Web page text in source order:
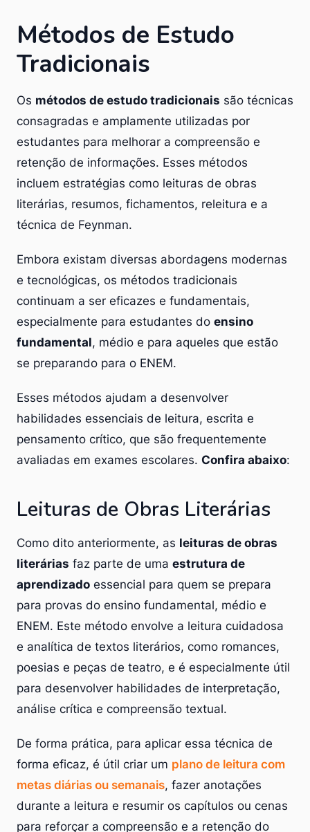
Métodos de Estudo
Tradicionais
Os métodos de estudo tradicionais são técnicas
consagradas e amplamente utilizadas por
estudantes para melhorar a compreensão e
retenção de informações. Esses métodos
incluem estratégias como leituras de obras
literárias, resumos, fichamentos, releitura e a
técnica de Feynman.
Embora existam diversas abordagens modernas
e tecnológicas, os métodos tradicionais
continuam a ser eficazes e fundamentais,
especialmente para estudantes do ensino
fundamental, médio e para aqueles que estão
se preparando para o ENEM.
Esses métodos ajudam a desenvolver
habilidades essenciais de leitura, escrita e
pensamento crítico, que são frequentemente
avaliadas em exames escolares. Confira abaixo:
Leituras de Obras Literárias
Como dito anteriormente, as leituras de obras
literárias faz parte de uma estrutura de
aprendizado essencial para quem se prepara
para provas do ensino fundamental, médio e
ENEM. Este método envolve a leitura cuidadosa
e analítica de textos literários, como romances,
poesias e peças de teatro, e é especialmente útil
para desenvolver habilidades de interpretação,
análise crítica e compreensão textual.
De forma prática, para aplicar essa técnica de
forma eficaz, é útil criar um plano de leitura com
metas diárias ou semanais, fazer anotações
durante a leitura e resumir os capítulos ou cenas
para reforçar a compreensão e a retenção do